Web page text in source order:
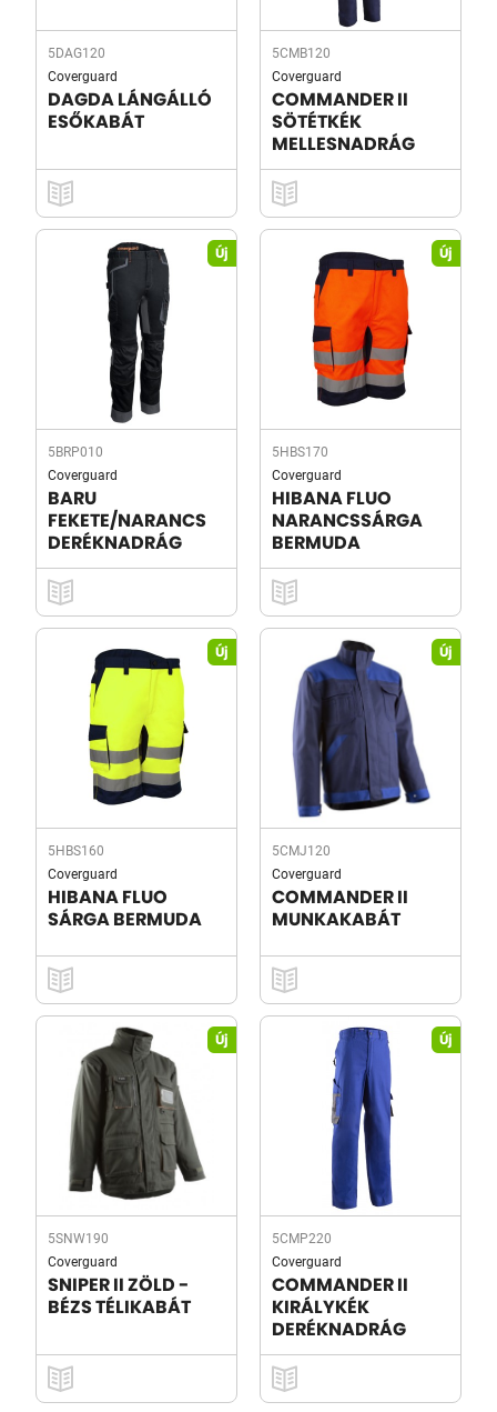
5DAG120
Coverguard
DAGDA LÁNGÁLLÓ
ESŐKABÁT
5CMB120
Coverguard
COMMANDER II
SÖTÉTKÉK
MELLESNADRÁG
Új
5BRP010
Coverguard
BARU
FEKETE/NARANCS
DERÉKNADRÁG
Új
5HBS170
Coverguard
HIBANA FLUO
NARANCSSÁRGA
BERMUDA
Új
5HBS160
Coverguard
HIBANA FLUO
SÁRGA BERMUDA
Új
5CMJ120
Coverguard
COMMANDER II
MUNKAKABÁT
Új
5SNW190
Coverguard
SNIPER II ZÖLD -
BÉZS TÉLIKABÁT
Új
5CMP220
Coverguard
COMMANDER II
KIRÁLYKÉK
DERÉKNADRÁG